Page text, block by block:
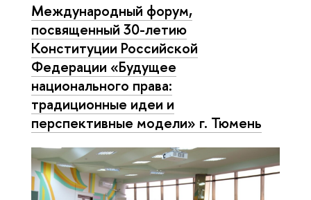
Международный форум,
посвященный 30-летию
Конституции Российской
Федерации «Будущее
национального права:
традиционные идеи и
перспективные модели» г. Тюмень